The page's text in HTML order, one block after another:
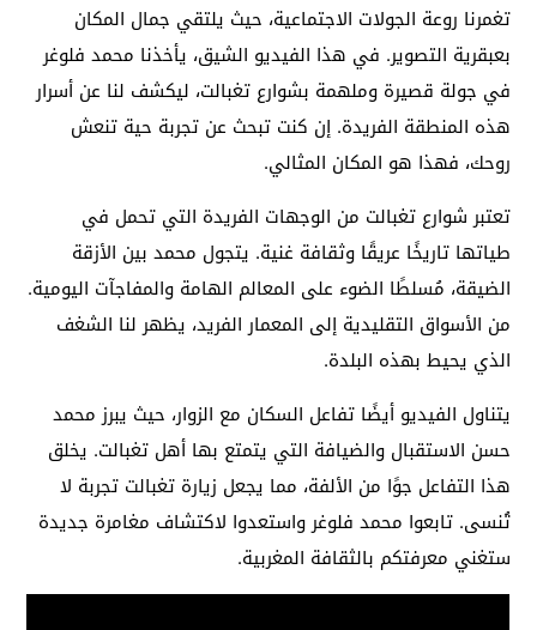
تغمرنا روعة الجولات الاجتماعية، حيث يلتقي جمال المكان
بعبقرية التصوير. في هذا الفيديو الشيق، يأخذنا محمد فلوغر
في جولة قصيرة وملهمة بشوارع تغبالت، ليكشف لنا عن أسرار
هذه المنطقة الفريدة. إن كنت تبحث عن تجربة حية تنعش
روحك، فهذا هو المكان المثالي.
تعتبر شوارع تغبالت من الوجهات الفريدة التي تحمل في
طياتها تاريخًا عريقًا وثقافة غنية. يتجول محمد بين الأزقة
الضيقة، مُسلطًا الضوء على المعالم الهامة والمفاجآت اليومية.
من الأسواق التقليدية إلى المعمار الفريد، يظهر لنا الشغف
الذي يحيط بهذه البلدة.
يتناول الفيديو أيضًا تفاعل السكان مع الزوار، حيث يبرز محمد
حسن الاستقبال والضيافة التي يتمتع بها أهل تغبالت. يخلق
هذا التفاعل جوًا من الألفة، مما يجعل زيارة تغبالت تجربة لا
تُنسى. تابعوا محمد فلوغر واستعدوا لاكتشاف مغامرة جديدة
ستغني معرفتكم بالثقافة المغربية.